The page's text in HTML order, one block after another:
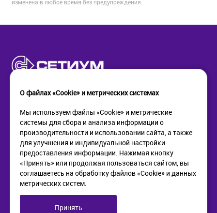
изменена в любое время без предупреждения.
КОМПАНИЯ
О компании
Новости
Контакты
ПОМОЩЬ
Как купить
Доставка
Возврат
ИНФОРМАЦИЯ
Политика в отношении
web@setium.ru
О файлах «Cookie» и метрических системах
Мы используем файлы «Cookie» и метрические
системы для сбора и анализа информации о
производительности и использовании сайта, а также
для улучшения и индивидуальной настройки
предоставления информации. Нажимая кнопку
«Принять» или продолжая пользоваться сайтом, вы
соглашаетесь на обработку файлов «Cookie» и данных
метрических систем.
Принять